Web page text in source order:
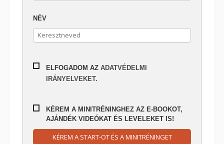
NÉV
ELFOGADOM AZ ADATVÉDELMI
IRÁNYELVEKET.
KÉREM A MINITRÉNINGHEZ AZ E-BOOKOT,
AJÁNDÉK VIDEÓKAT ÉS LEVELEKET IS!
KÉREM A START-OT ÉS A MINITRÉNINGET